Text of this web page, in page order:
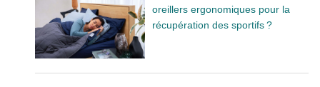
oreillers ergonomiques pour la
récupération des sportifs ?